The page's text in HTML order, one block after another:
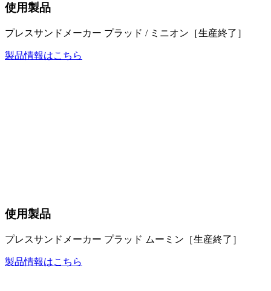
使用製品
プレスサンドメーカー プラッド / ミニオン［生産終了］
製品情報はこちら
使用製品
プレスサンドメーカー プラッド ムーミン［生産終了］
製品情報はこちら